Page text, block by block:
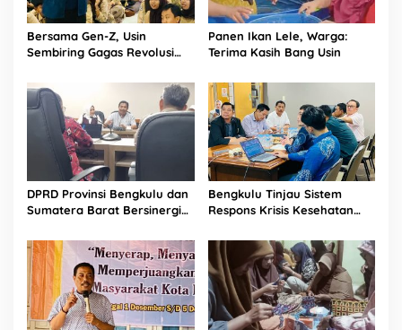
Bersama Gen-Z, Usin
Sembiring Gagas Revolusi
Panen Ikan Lele, Warga:
Terima Kasih Bang Usin
DPRD Provinsi Bengkulu dan
Sumatera Barat Bersinergi
Hidrometeorologi
Bengkulu Tinjau Sistem
Respons Krisis Kesehatan
Lokal